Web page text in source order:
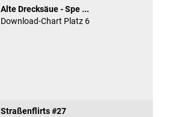
Alte Drecksäue - Spe ...
Download-Chart Platz 6
Straßenflirts #27